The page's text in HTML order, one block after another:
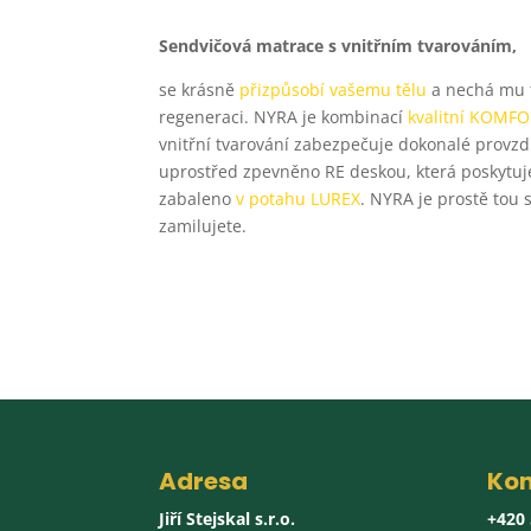
Sendvičová matrace s vnitřním tvarováním,
se krásně přizpůsobí vašemu tělu a nechá
regeneraci. NYRA je kombinací kvalitní
vnitřní tvarování zabezpečuje dokonalé
uprostřed zpevněno RE deskou, která
zabalenov potahu LUREX. NYRA je prostě tou
zamilujete.
Adresa
Jiří Stejskal s.r.o. +420